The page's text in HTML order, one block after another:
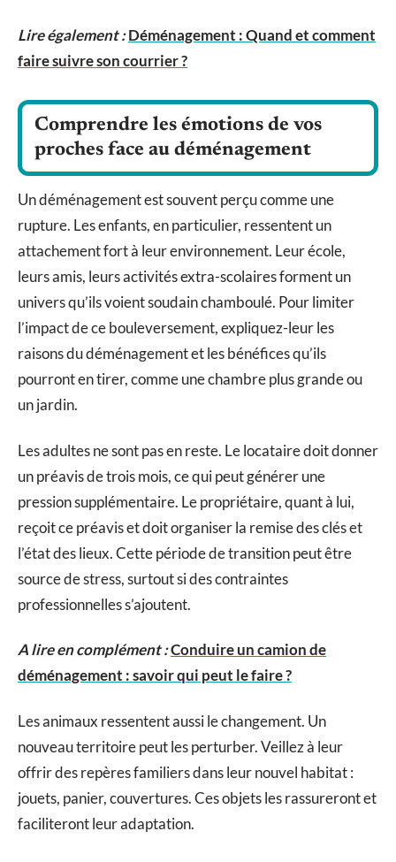
Lire également :Déménagement : Quand et comment
faire suivre son courrier ?
Comprendre les émotions de vos
proches face au déménagement
Un déménagement est souvent perçu comme une
rupture. Les enfants, en particulier, ressentent un
attachement fort à leur environnement. Leur école,
leurs amis, leurs activités extra-scolaires forment un
univers qu’ils voient soudain chamboulé. Pour limiter
l’impact de ce bouleversement, expliquez-leur les
raisons du déménagement et les bénéfices qu’ils
pourront en tirer, comme une chambre plus grande ou
un jardin.
Les adultes ne sont pas en reste. Le locataire doit donner
un préavis de trois mois, ce qui peut générer une
pression supplémentaire. Le propriétaire, quant à lui,
reçoit ce préavis et doit organiser la remise des clés et
l’état des lieux. Cette période de transition peut être
source de stress, surtout si des contraintes
professionnelles s’ajoutent.
A lire en complément :Conduire un camion de
déménagement : savoir qui peut le faire ?
Les animaux ressentent aussi le changement. Un
nouveau territoire peut les perturber. Veillez à leur
offrir des repères familiers dans leur nouvel habitat :
jouets, panier, couvertures. Ces objets les rassureront et
faciliteront leur adaptation.